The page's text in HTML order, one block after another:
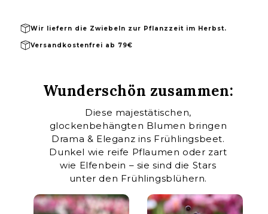
Frühen Austrieb vor Spätfrösten schützen!
Wir liefern die Zwiebeln zur Pflanzzeit im Herbst.
Versandkostenfrei ab 79€
Wunderschön zusammen:
Diese majestätischen,
glockenbehängten Blumen bringen
Drama & Eleganz ins Frühlingsbeet.
Dunkel wie reife Pflaumen oder zart
wie Elfenbein – sie sind die Stars
unter den Frühlingsblühern.